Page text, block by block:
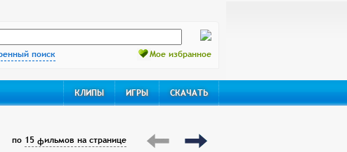
поиск Мое избранное
СКАЧАТЬ
ИГРЫ
КЛИПЫ
по 15 фильмов на странице